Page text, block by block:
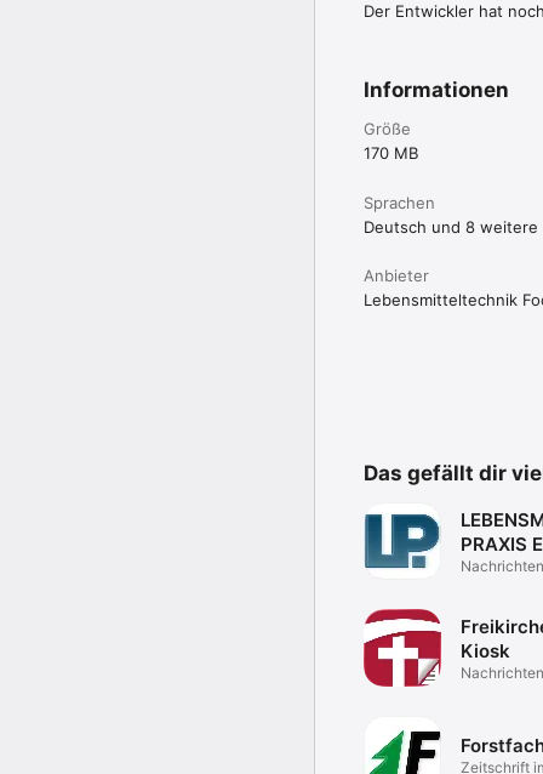
Der Entwickler hat
Informationen
Größe
170 MB
Sprachen
Deutsch und 8 weitere
Anbieter
Lebensmitteltechnik
Das gefällt dir
PRAXIS
Paper
Nachrichten
Kiosk
Nachrichten
Zeitschrift